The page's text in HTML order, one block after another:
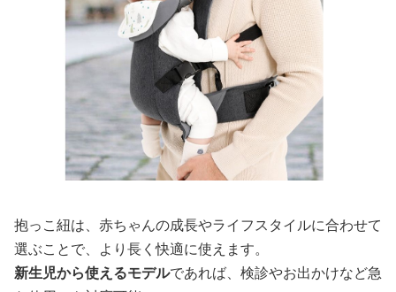
抱っこ紐は、赤ちゃんの成長やライフスタイルに合わせて
選ぶことで、より長く快適に使えます。
新生児から使えるモデルであれば、検診やお出かけなど急